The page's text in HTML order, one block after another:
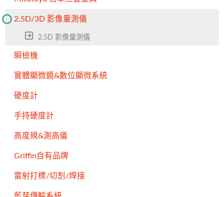
2.5D/3D 影像量測儀
2.5D 影像量測儀
瞬檢機
實體顯微鏡&數位顯微系統
硬度計
手持硬度計
高度規&測高儀
Griffin自有品牌
雷射打標/切割/焊接